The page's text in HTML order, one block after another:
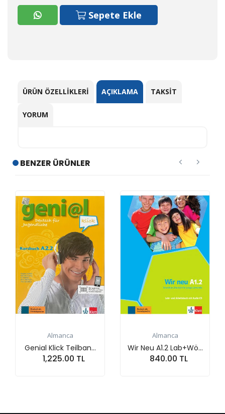
Sepete Ekle
ÜRÜN ÖZELLIKLERI AÇIKLAMA TAKSIT
YORUM
BENZER ÜRÜNLER
Almanca
Genial Klick Teilban...
1,225.00 TL
Almanca
Wir Neu A1.2 Lab+Wö...
840.00 TL